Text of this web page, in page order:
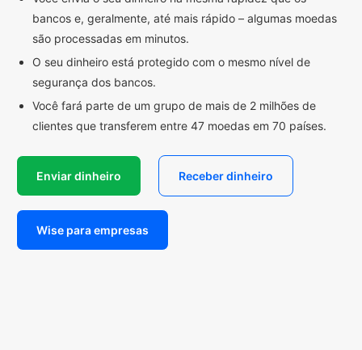
bancos e, geralmente, até mais rápido – algumas moedas
são processadas em minutos.
O seu dinheiro está protegido com o mesmo nível de
segurança dos bancos.
Você fará parte de um grupo de mais de 2 milhões de
clientes que transferem entre 47 moedas em 70 países.
Enviar dinheiro Receber dinheiro
Wise para empresas